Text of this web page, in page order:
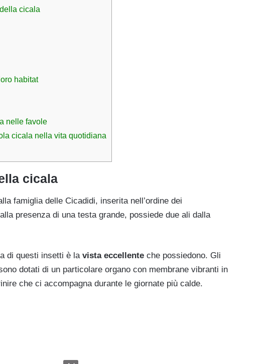
cicala
habitat
nelle favole
cicala nella vita quotidiana
cicala
famiglia delle Cicadidi, inserita nell’ordine dei
presenza di una testa grande, possiede due ali dalla
di questi insetti è la vista eccellente che possiedono. Gli
dotati di un particolare organo con membrane vibranti in
che ci accompagna durante le giornate più calde.